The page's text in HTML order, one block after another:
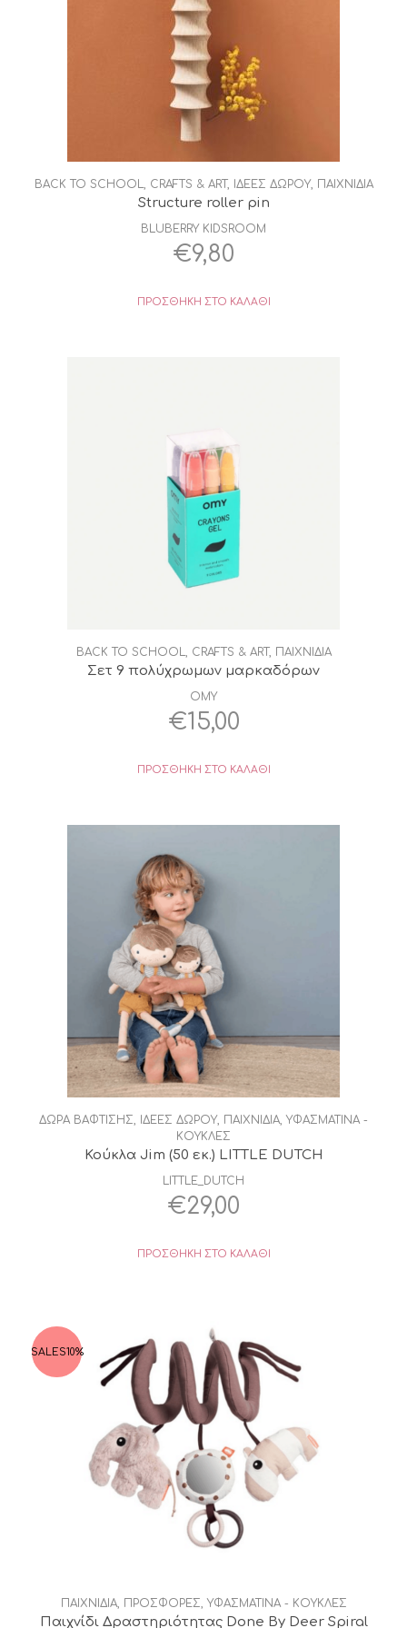
BACK TO SCHOOL, CRAFTS & ART , ΙΔΕΕΣ ΔΩΡΟΥ, ΠΑΙΧΝΙΔΙΑ
Structure roller pin
BLUBERRY KIDSROOM
€9,80
ΠΡΟΣΘΉΚΗ ΣΤΟ ΚΑΛΆΘΙ
BACK TO SCHOOL, CRAFTS & ART , ΠΑΙΧΝΙΔΙΑ
Σετ 9 πολύχρωμων μαρκαδόρων
OMY
€15,00
ΠΡΟΣΘΉΚΗ ΣΤΟ ΚΑΛΆΘΙ
ΔΩΡΑ ΒΑΦΤΙΣΗΣ ΙΔΕΕΣ ΔΩΡΟΥ, ΠΑΙΧΝΙΔΙΑ ,ΥΦΑΣΜΑΤΙΝΑ -
ΚΟΥΚΛΕΣ
Κούκλα Jim (50 εκ.) LITTLE DUTCH
LITTLE_DUTCH
€29,00
ΠΡΟΣΘΉΚΗ ΣΤΟ ΚΑΛΆΘΙ
SALES10%
ΠΑΙΧΝΙΔΙΑ, ΠΡΟΣΦΟΡΕΣ, ΥΦΑΣΜΑΤΙΝΑ - ΚΟΥΚΛΕΣ
Παιχνίδι Δραστηριότητας Done By Deer Spiral